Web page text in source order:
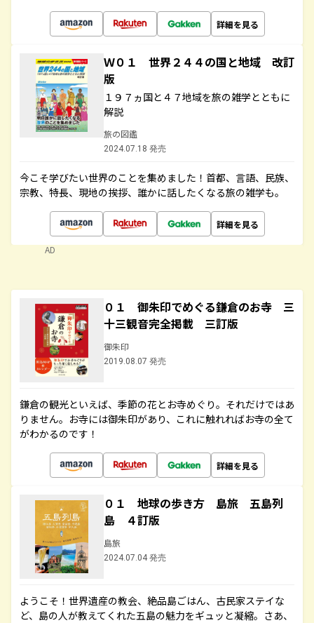
詳細を見る
Ｗ０１ 世界２４４の国と地域 改訂
版
１９７ヵ国と４７地域を旅の雑学とともに
解説
旅の図鑑
2024.07.18 発売
今こそ学びたい世界のことを集めました！首都、言語、民族、
宗教、特長、現地の挨拶、誰かに話したくなる旅の雑学も。
詳細を見る
AD
０１ 御朱印でめぐる鎌倉のお寺 三
十三観音完全掲載 三訂版
御朱印
2019.08.07 発売
鎌倉の観光といえば、季節の花とお寺めぐり。それだけではあ
りません。お寺には御朱印があり、これに触れればお寺の全て
がわかるのです！
詳細を見る
０１ 地球の歩き方 島旅 五島列
島 ４訂版
島旅
2024.07.04 発売
ようこそ！世界遺産の教会、絶品島ごはん、古民家ステイな
ど、島の人が教えてくれた五島の魅力をギュッと凝縮。さあ、